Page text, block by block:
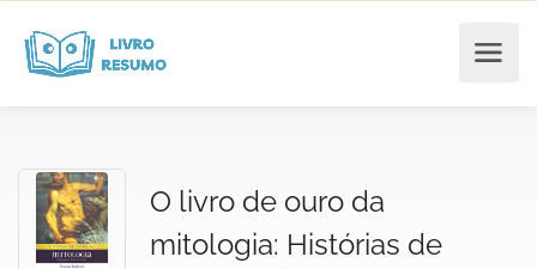
O livro de ouro da
mitologia: Histórias de